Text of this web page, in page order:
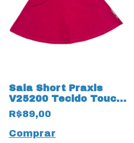
Saia Short Praxis
V25200 Tecido Touch
18088 Digital Infantil
R$89,00
Comprar